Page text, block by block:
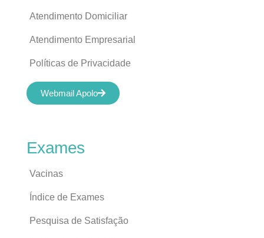
Exames
Vacinas
Índice de Exames
Pesquisa de Satisfação
Atendimento Domiciliar
Atendimento Empresarial
Políticas de Privacidade
Webmail Apolo